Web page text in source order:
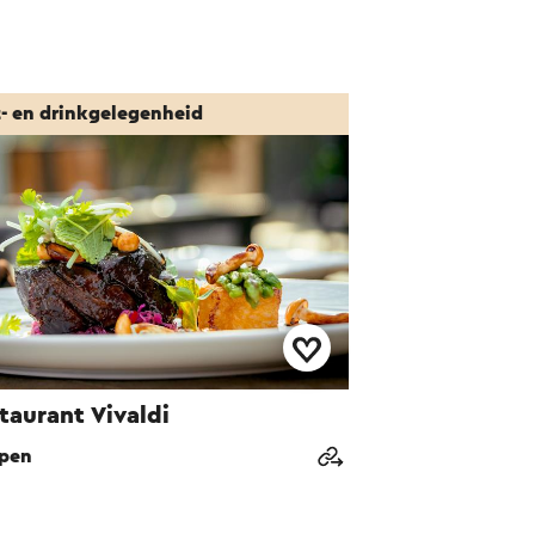
Vivaldi
en drinkgelegenheid